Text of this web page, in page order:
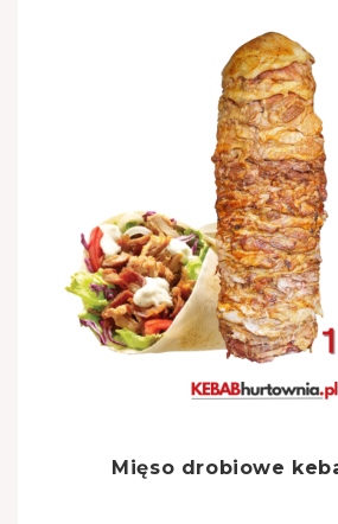
Mięso drobiowe